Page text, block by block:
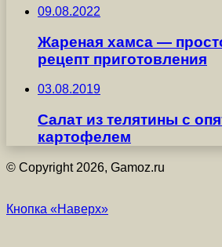
09.08.2022
Жареная хамса —
рецепт приготовления
03.08.2019
Салат из телятины с
картофелем
© Copyright 2026, Gamoz.ru
Кнопка «Наверх»